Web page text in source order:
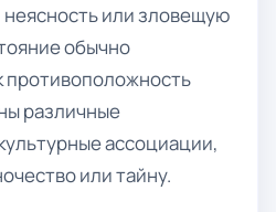
или зловещую
обычно
противоположность
различные
ассоциации,
или тайну.